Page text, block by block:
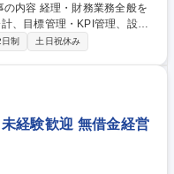
、目標管理・KPI管理、設備
管理など、幅広い業務をお任
、経営判断に直結する幅広い
ス＞・クラサスケミカルグル
積むことや、経営企画など隣
も可能です。 募集職種
～サンアロマー株式会社出向
制 土日祝休み
経験歓迎 無借金経営